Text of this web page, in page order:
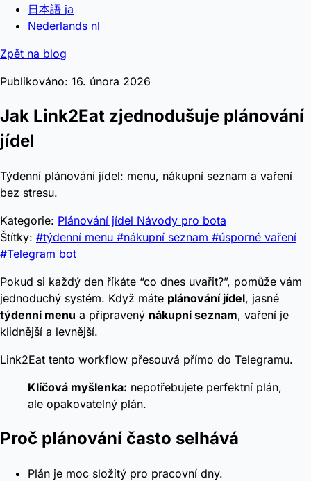
日本語 ja
Nederlands nl
Zpět na blog
Publikováno: 16. února 2026
Jak Link2Eat zjednodušuje plánování
jídel
Týdenní plánování jídel: menu, nákupní seznam a vaření
bez stresu.
Kategorie: Plánování jídel Návody pro bota
Štítky: #týdenní menu #nákupní seznam #úsporné vaření
#Telegram bot
Pokud si každý den říkáte “co dnes uvařit?”, pomůže vám
jednoduchý systém. Když máte plánování jídel, jasné
týdenní menu a připravený nákupní seznam, vaření je
klidnější a levnější.
Link2Eat tento workflow přesouvá přímo do Telegramu.
Klíčová myšlenka: nepotřebujete perfektní plán,
ale opakovatelný plán.
Proč plánování často selhává
Plán je moc složitý pro pracovní dny.